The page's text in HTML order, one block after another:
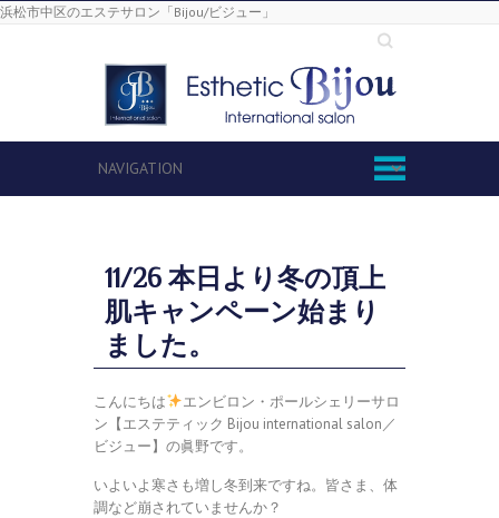
浜松市中区のエステサロン「Bijou/ビジュー」
Search
11/26 本日より冬の頂上
肌キャンペーン始まり
ました。
こんにちは
エンビロン・ポールシェリーサロ
ン【エステティック Bijou international salon／
ビジュー】の眞野です。
いよいよ寒さも増し冬到来ですね。皆さま、体
調など崩されていませんか？